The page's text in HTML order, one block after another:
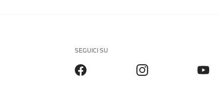
SEGUICI SU